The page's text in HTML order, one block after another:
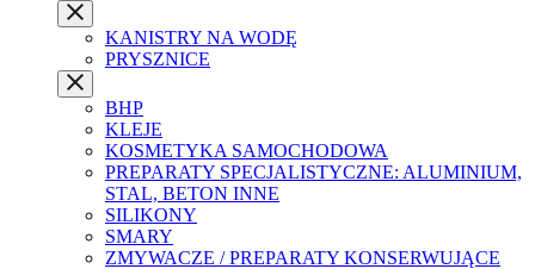
KANISTRY NA WODĘ
PRYSZNICE
BHP
KLEJE
KOSMETYKA SAMOCHODOWA
PREPARATY SPECJALISTYCZNE: ALUMINIUM,
STAL, BETON INNE
SILIKONY
SMARY
ZMYWACZE / PREPARATY KONSERWUJĄCE